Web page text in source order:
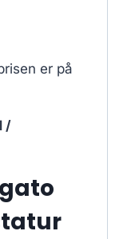
er på
/